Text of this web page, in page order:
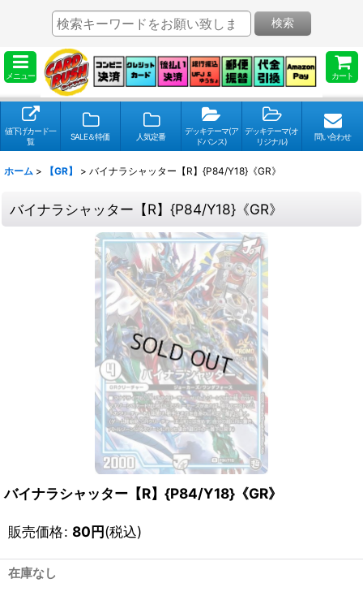
メニュー カート
検索
値下げカード一
覧
SALE＆特価 人気定番
デッキテーマ(ア
ドバンス)
デッキテーマ(オ
リジナル)
問い合わせ
ホーム > 【GR】 > バイナラシャッター【R】{P84/Y18}《GR》
バイナラシャッター【R】{P84/Y18}《GR》
バイナラシャッター【R】{P84/Y18}《GR》
販売価格: 80円(税込)
在庫なし